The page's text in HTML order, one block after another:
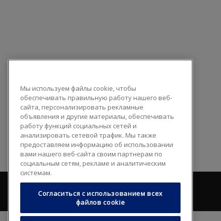
Мы используем файлы cookie, чтобы
обеспечивать правильную работу нашего веб-
сайта, персонализировать рекламные
объявления и другие материалы, обеспечивать
работу функций социальных сетей и
анализировать сетевой трафик. Мы также
предоставляем информацию об использовании
вами нашего веб-сайта своим партнерам по
социальным сетям, рекламе и аналитическим
системам.
Согласиться с использованием всех
файлов cookie